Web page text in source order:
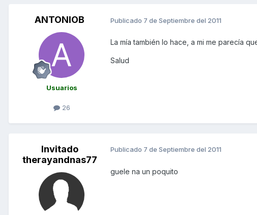
ANTONIOB
Usuarios
26
Publicado 7 de Septiembre del 2011
La mía también lo hace, a mi me parecía
Salud
Invitado
therayandnas77
Publicado 7 de Septiembre del 2011
guele na un poquito